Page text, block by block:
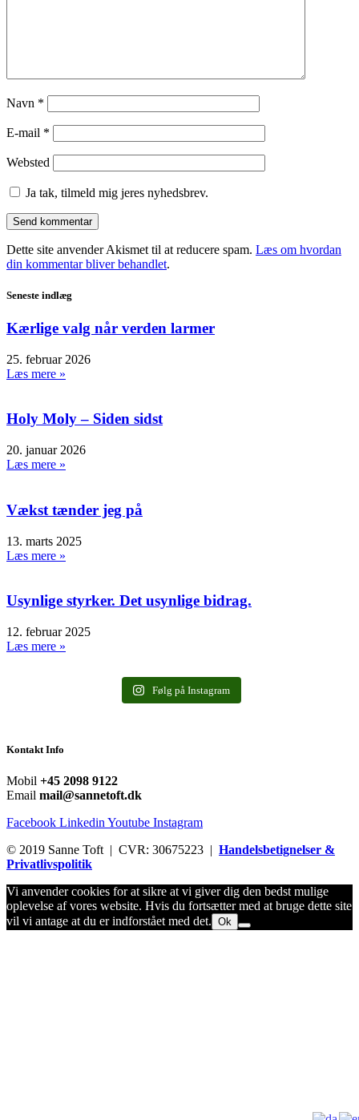
Navn *
E-mail *
Websted
Ja tak, tilmeld mig jeres nyhedsbrev.
Dette site anvender Akismet til at reducere spam. Læs om hvordan
din kommentar bliver behandlet.
Seneste indlæg
Kærlige valg når verden larmer
25. februar 2026
Læs mere »
Holy Moly – Siden sidst
20. januar 2026
Læs mere »
Vækst tænder jeg på
13. marts 2025
Læs mere »
Usynlige styrker. Det usynlige bidrag.
12. februar 2025
Læs mere »
Følg på Instagram
Kontakt Info
Mobil +45 2098 9122
Email mail@sannetoft.dk
Facebook LinkedinYoutube Instagram
© 2019 Sanne Toft | CVR: 30675223 | Handelsbetignelser &
Privatlivspolitik
Vi anvender cookies for at sikre at vi giver dig den bedst mulige
oplevelse af vores website. Hvis du fortsætter med at bruge dette site
vil vi antage at du er indforstået med det. Ok